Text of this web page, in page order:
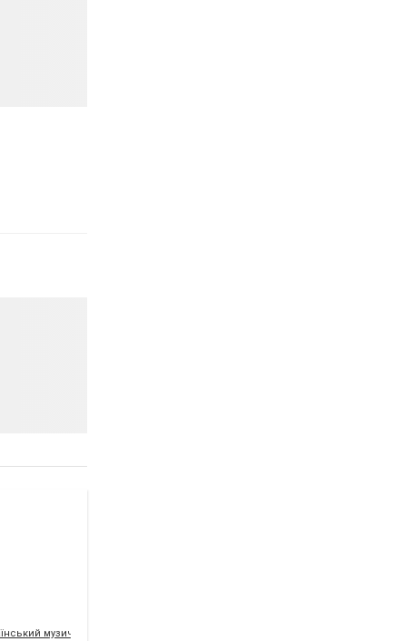
музично-драматичний театр ім.Т.Г.Шевченка